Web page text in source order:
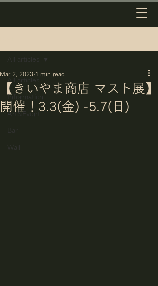
All articles
Information
Art&Event
Bar
Wall
All articles
【きいやま商店 マスト展】
開催！3.3(金) -5.7(日)
Mar 2, 2023 1 min read